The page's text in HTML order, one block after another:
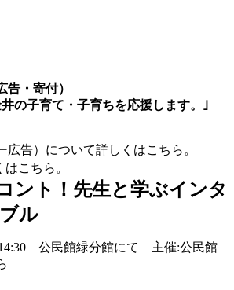
告 ・ 寄付）
の子育て・子育ちを応援します。｣
広告）について詳しくはこちら 。
はこちら 。
ント！先生と学ぶインタ
ブル
14:30 公民館緑分館にて 主催:公民館